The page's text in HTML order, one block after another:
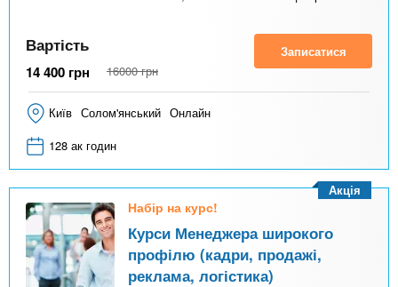
Вартість
14 400 грн 16000 грн
Записатися
Київ Солом'янський Онлайн
128 ак годин
Набір на курс!
Курси Менеджера широкого
профілю (кадри, продажі,
реклама, логістика)
Акція